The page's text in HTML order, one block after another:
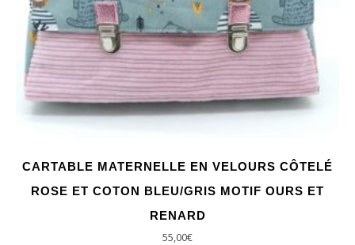
CARTABLE MATERNELLE EN VELOURS CÔTELÉ
ROSE ET COTON BLEU/GRIS MOTIF OURS ET
RENARD
55,00€